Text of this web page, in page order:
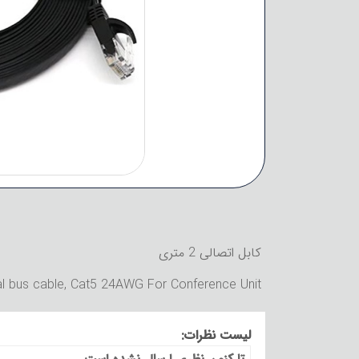
کابل اتصالی 2 متری
bus cable, Cat5 24AWG For Conference Unit
لیست نظرات: